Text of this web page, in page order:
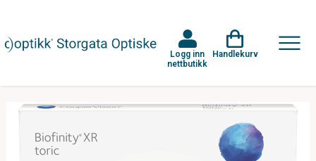
Logg inn
nettbutikk
Handlekurv